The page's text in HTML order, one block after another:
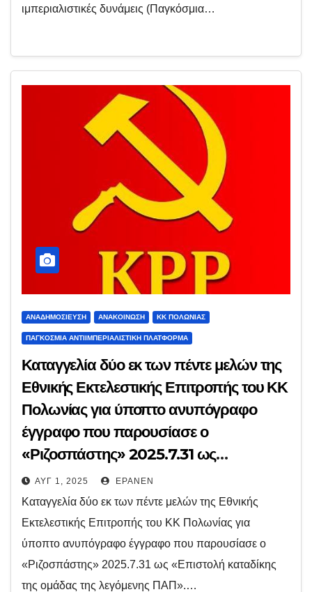
ιμπεριαλιστικές δυνάμεις (Παγκόσμια…
ΑΝΑΔΗΜΟΣΊΕΥΣΗ ΑΝΑΚΟΊΝΩΣΗ ΚΚ ΠΟΛΩΝΊΑΣ
ΠΑΓΚΌΣΜΙΑ ΑΝΤΙΙΜΠΕΡΙΑΛΙΣΤΙΚΉ ΠΛΑΤΦΌΡΜΑ
Καταγγελία δύο εκ των πέντε μελών της
Εθνικής Εκτελεστικής Επιτροπής του ΚΚ
Πολωνίας για ύποπτο ανυπόγραφο
έγγραφο που παρουσίασε ο
«Ριζοσπάστης» 2025.7.31 ως
«Επιστολή καταδίκης της ομάδας της
λεγόμενης ΠΑΠ».
ΑΥΓ 1, 2025 EPANEN
Καταγγελία δύο εκ των πέντε μελών της Εθνικής
Εκτελεστικής Επιτροπής του ΚΚ Πολωνίας για
ύποπτο ανυπόγραφο έγγραφο που παρουσίασε ο
«Ριζοσπάστης» 2025.7.31 ως «Επιστολή καταδίκης
της ομάδας της λεγόμενης ΠΑΠ».…